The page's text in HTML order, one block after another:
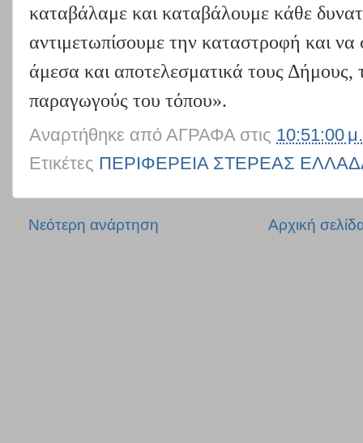
καταβάλαμε και καταβάλουμε κάθε
αντιμετωπίσουμε την καταστροφή και να
άμεσα και αποτελεσματικά τους Δήμους,
παραγωγούς του τόπου».
Αναρτήθηκε από ΑΓΡΑΦΑ στις 10:51:00
Ετικέτες ΠΕΡΙΦΕΡΕΙΑ ΣΤΕΡΕΑΣ
Νεότερη ανάρτηση Αρχική